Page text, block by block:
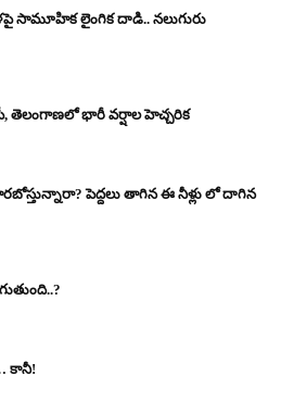
లైంగిక దాడి.. నలుగురు
తెలంగాణలో భారీ వర్షాల హెచ్చరిక
పెద్దలు తాగిన ఈ నీళ్లు లో దాగిన
కానీ!